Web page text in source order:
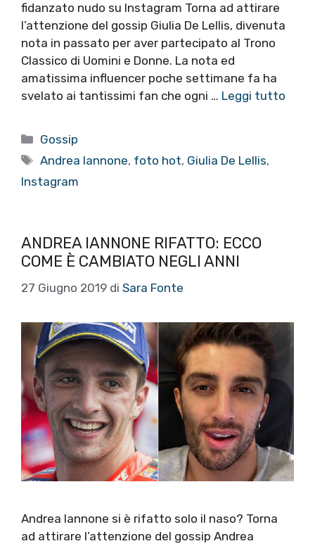
fidanzato nudo su Instagram Torna ad attirare
l’attenzione del gossip Giulia De Lellis, divenuta
nota in passato per aver partecipato al Trono
Classico di Uomini e Donne. La nota ed
amatissima influencer poche settimane fa ha
svelato ai tantissimi fan che ogni … Leggi tutto
Categorie
Gossip
Tag
Andrea Iannone, foto hot, Giulia De Lellis,
Instagram
ANDREA IANNONE RIFATTO: ECCO
COME È CAMBIATO NEGLI ANNI
27 Giugno 2019 di Sara Fonte
Andrea Iannone si è rifatto solo il naso? Torna
ad attirare l’attenzione del gossip Andrea